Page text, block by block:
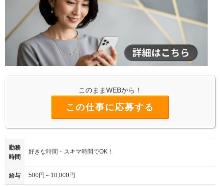
このままWEBから！
この仕事に応募する
勤務
時間
好きな時間・スキマ時間でOK！
給与 500円～10,000円